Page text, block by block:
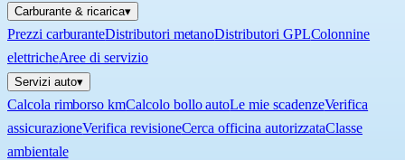
Carburante & ricarica▾
Prezzi carburanteDistributori metanoDistributori GPLColonnine
elettricheAree di servizio
Servizi auto▾
Calcola rimborso kmCalcolo bollo autoLe mie scadenzeVerifica
assicurazioneVerifica revisioneCerca officina autorizzataClasse
ambientale